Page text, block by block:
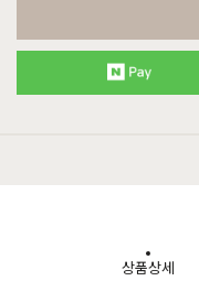
상품상세